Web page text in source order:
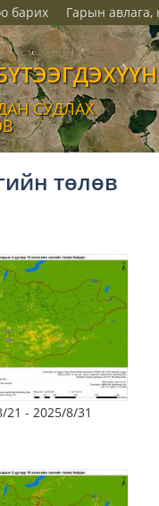
барих Гарын авлага,
СУДЛАХ
төлөв
21 - 2025/8/31